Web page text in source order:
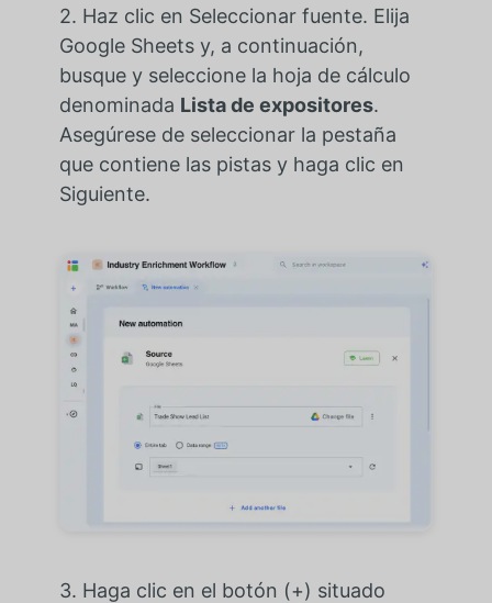
2. Haz clic en Seleccionar fuente. Elija
Google Sheets y, a continuación,
busque y seleccione la hoja de cálculo
denominada Lista de expositores.
Asegúrese de seleccionar la pestaña
que contiene las pistas y haga clic en
Siguiente.
3. Haga clic en el botón (+) situado